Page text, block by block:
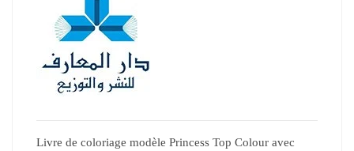
Livre de coloriage modèle Princess Top Colour avec